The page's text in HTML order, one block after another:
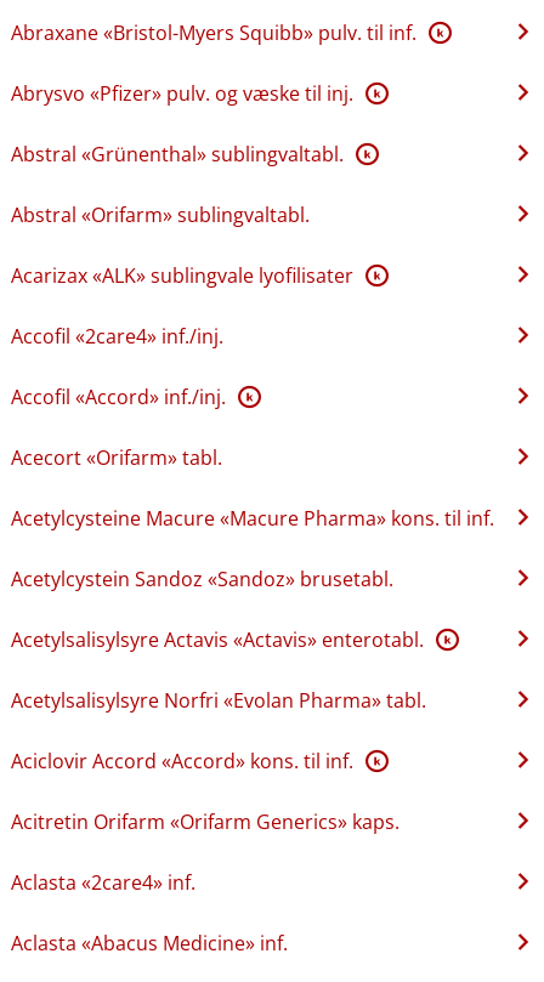
Abraxane «Bristol-Myers Squibb» pulv. til inf. K
Abrysvo «Pfizer» pulv. og væske til inj. K
Abstral «Grünenthal» sublingvaltabl. K
Abstral «Orifarm» sublingvaltabl.
Acarizax «ALK» sublingvale lyofilisater K
Accofil «2care4» inf.​/​inj.
Accofil «Accord» inf.​/​inj. K
Acecort «Orifarm» tabl.
Acetylcysteine Macure «Macure Pharma» kons. til inf.
Acetylcystein Sandoz «Sandoz» brusetabl.
Acetylsalisylsyre Actavis «Actavis» enterotabl. K
Acetylsalisylsyre Norfri «Evolan Pharma» tabl.
Aciclovir Accord «Accord» kons. til inf. K
Acitretin Orifarm «Orifarm Generics» kaps.
Aclasta «2care4» inf.
Aclasta «Abacus Medicine» inf.